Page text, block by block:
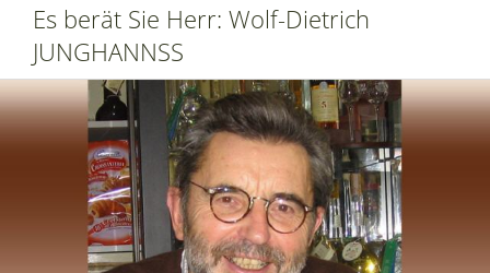
Es berät Sie Herr: Wolf-Dietrich
JUNGHANNSS